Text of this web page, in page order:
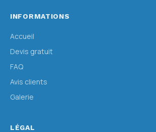
INFORMATIONS
Accueil
Devis gratuit
FAQ
Avis clients
Galerie
LÉGAL